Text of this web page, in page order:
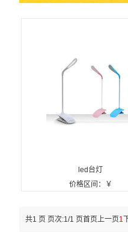
led台灯
价格区间：￥
共1 页 页次:1/1 页首页上一页1